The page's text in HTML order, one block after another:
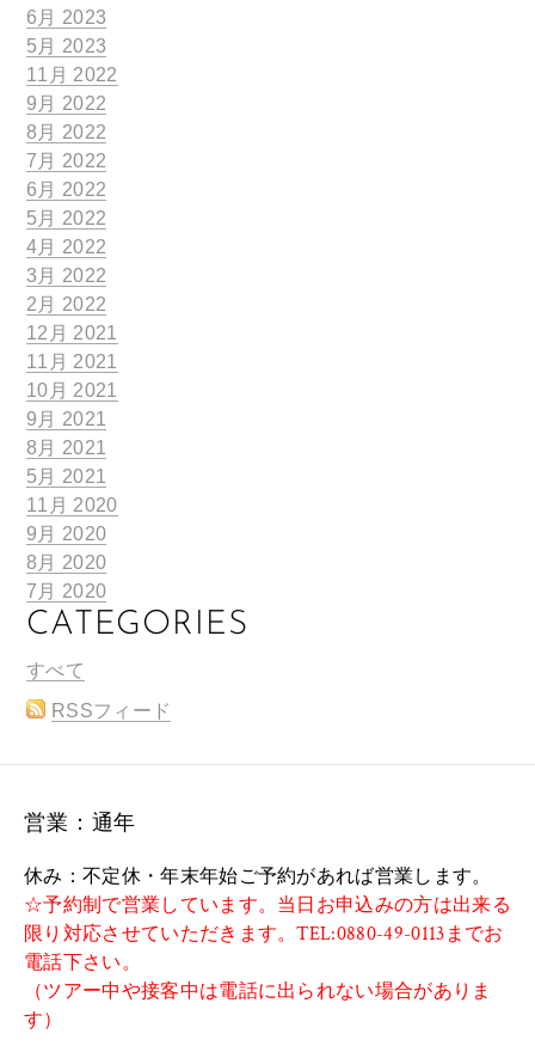
6月 2023
5月 2023
11月 2022
9月 2022
8月 2022
7月 2022
6月 2022
5月 2022
4月 2022
3月 2022
2月 2022
12月 2021
11月 2021
10月 2021
9月 2021
8月 2021
5月 2021
11月 2020
9月 2020
8月 2020
7月 2020
CATEGORIES
すべて
RSSフィード
営業：通年
休み：不定休・年末年始ご予約があれば営業します。
☆予約制で営業しています。当日お申込みの方は出来る
限り対応させていただきます。TEL:0880-49-0113までお
電話下さい。
（ツアー中や接客中は電話に出られない場合がありま
す）